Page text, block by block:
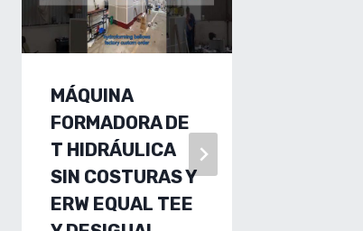
MÁQUINA
FORMADORA DE
T HIDRÁULICA
SIN COSTURAS Y
ERW EQUAL TEE